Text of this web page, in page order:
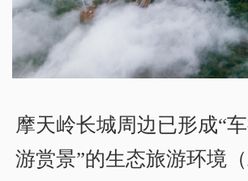
摩天岭长城周边已形成“
游赏景”的生态旅游环境